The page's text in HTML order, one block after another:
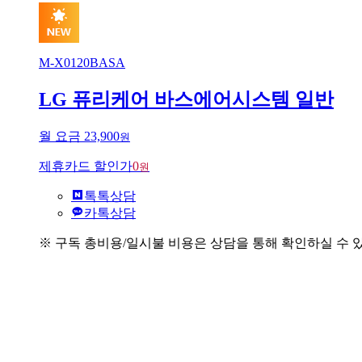
M-X0120BASA
LG 퓨리케어 바스에어시스템 일반
월 요금 23,900원
제휴카드 할인가0원
톡톡상담
카톡상담
※ 구독 총비용/일시불 비용은 상담을 통해 확인하실 수